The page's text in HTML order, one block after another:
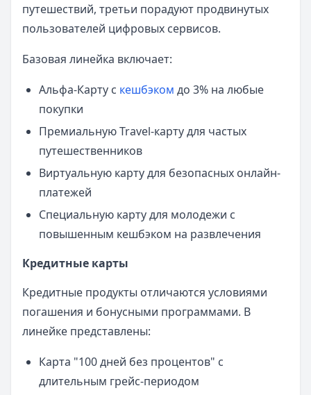
путешествий, третьи порадуют продвинутых
пользователей цифровых сервисов.
Базовая линейка включает:
Альфа-Карту с кешбэком до 3% на любые
покупки
Премиальную Travel-карту для частых
путешественников
Виртуальную карту для безопасных онлайн-
платежей
Специальную карту для молодежи с
повышенным кешбэком на развлечения
Кредитные карты
Кредитные продукты отличаются условиями
погашения и бонусными программами. В
линейке представлены:
Карта "100 дней без процентов" с
длительным грейс-периодом